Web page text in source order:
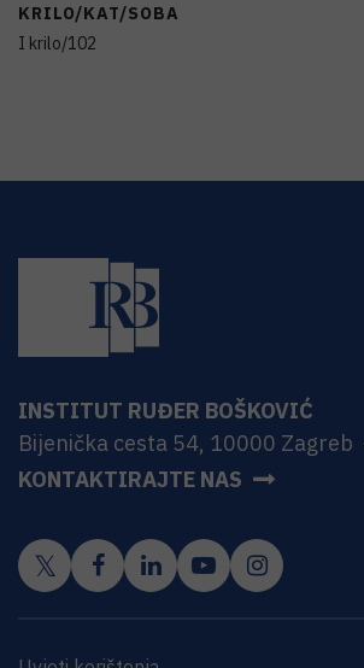
KRILO/KAT/SOBA
I krilo/102
INSTITUT RUĐER BOŠKOVIĆ
Bijenička cesta 54, 10000 Zagreb
KONTAKTIRAJTE NAS